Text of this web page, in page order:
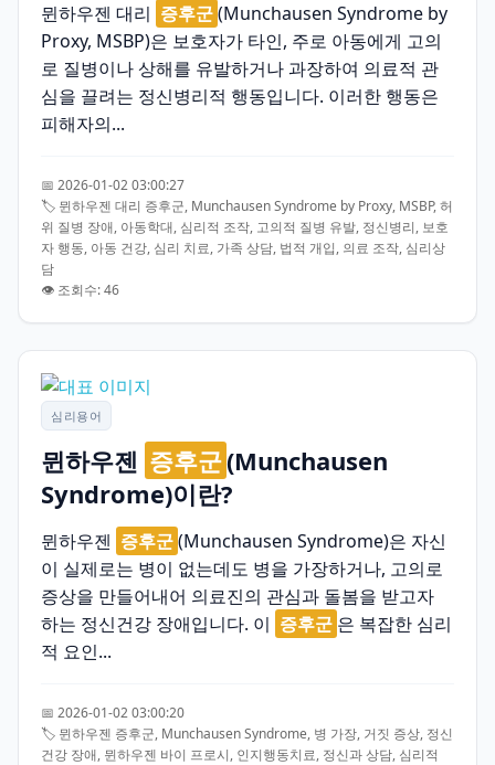
뮌하우젠 대리 증후군(Munchausen Syndrome by
Proxy, MSBP)은 보호자가 타인, 주로 아동에게 고의
로 질병이나 상해를 유발하거나 과장하여 의료적 관
심을 끌려는 정신병리적 행동입니다. 이러한 행동은
피해자의...
📅 2026-01-02 03:00:27
🏷️ 뮌하우젠 대리 증후군, Munchausen Syndrome by Proxy, MSBP, 허
위 질병 장애, 아동학대, 심리적 조작, 고의적 질병 유발, 정신병리, 보호
자 행동, 아동 건강, 심리 치료, 가족 상담, 법적 개입, 의료 조작, 심리상
담
👁️ 조회수: 46
심리용어
뮌하우젠 증후군(Munchausen
Syndrome)이란?
뮌하우젠 증후군(Munchausen Syndrome)은 자신
이 실제로는 병이 없는데도 병을 가장하거나, 고의로
증상을 만들어내어 의료진의 관심과 돌봄을 받고자
하는 정신건강 장애입니다. 이 증후군 은 복잡한 심리
적 요인...
📅 2026-01-02 03:00:20
🏷️ 뮌하우젠 증후군, Munchausen Syndrome, 병 가장, 거짓 증상, 정신
건강 장애, 뮌하우젠 바이 프로시, 인지행동치료, 정신과 상담, 심리적